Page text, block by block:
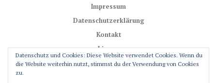
Impressum
Datenschutzerklärung
Kontakt
Lizenz
Trail-Rules
Datenschutz und Cookies: Diese Website verwendet Cookies. Wenn du
die Website weiterhin nutzt, stimmst du der Verwendung von Cookies
zu.